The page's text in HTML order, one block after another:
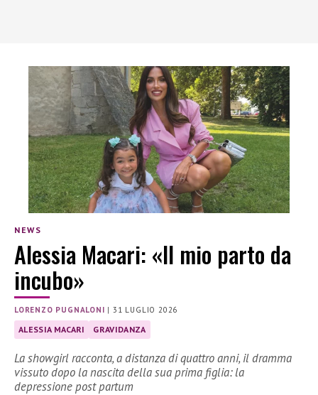
NEWS
Alessia Macari: «Il mio parto da
incubo»
LORENZO PUGNALONI |31 LUGLIO 2026
ALESSIA MACARI GRAVIDANZA
La showgirl racconta, a distanza di quattro anni, il dramma
vissuto dopo la nascita della sua prima figlia: la
depressione post partum